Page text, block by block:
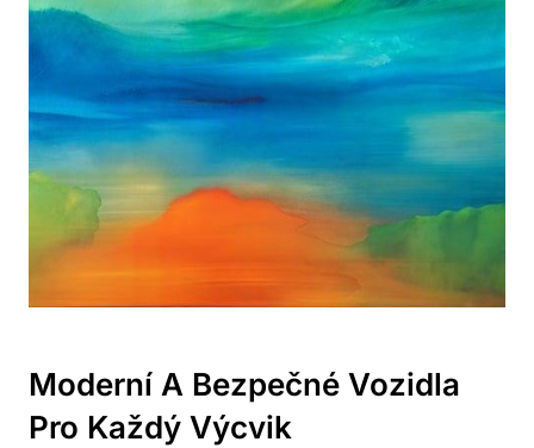
Moderní A Bezpečné Vozidla
Pro Každý Výcvik